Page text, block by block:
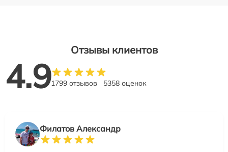
Отзывы клиентов
4.91799 отзывов 5358 оценок
Филатов Александр